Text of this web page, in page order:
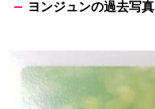
ヨンジュンの過去写真